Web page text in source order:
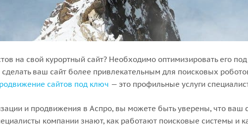
на свой курортный сайт? Необходимо оптимизировать его
ваш сайт более привлекательным для поисковых
сайтов под ключ — это профильные услуги
и продвижения в Аспро, вы можете быть уверены, что ваш
компании знают, как работают поисковые системы и